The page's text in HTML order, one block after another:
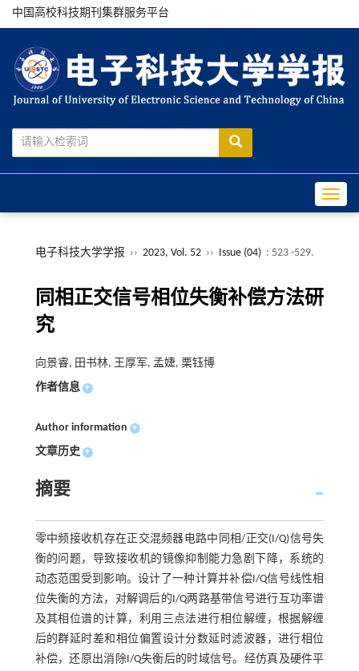
中国高校科技期刊集群服务平台
电子科技大学学报 ›› 2023, Vol. 52 ›› Issue (04) : 523 -529.
同相正交信号相位失衡补偿方法研
究
向景睿, 田书林, 王厚军, 孟婕, 栗钰博
作者信息 +
Author information +
文章历史 +
摘要
零中频接收机存在正交混频器电路中同相/正交(I/Q)信号失
衡的问题，导致接收机的镜像抑制能力急剧下降，系统的
动态范围受到影响。设计了一种计算并补偿I/Q信号线性相
位失衡的方法，对解调后的I/Q两路基带信号进行互功率谱
及其相位谱的计算，利用三点法进行相位解缠，根据解缠
后的群延时差和相位偏置设计分数延时滤波器，进行相位
补偿，还原出消除I/Q失衡后的时域信号。经仿真及硬件平